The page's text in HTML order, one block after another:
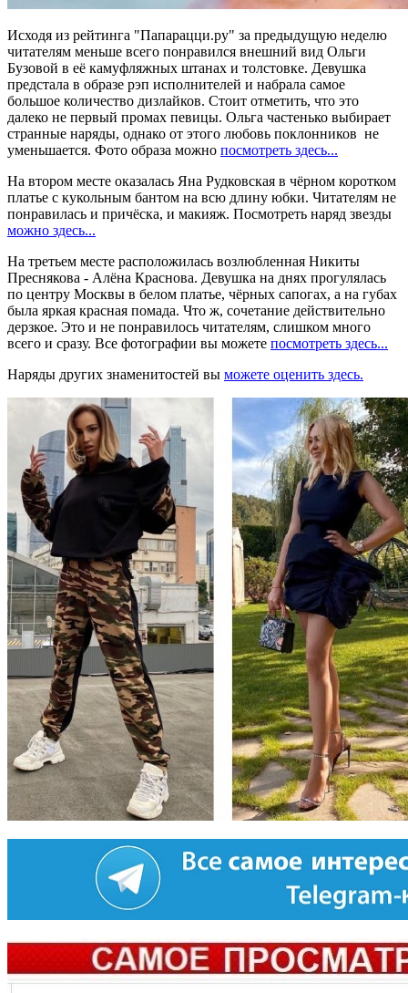
Исходя из рейтинга "Папарацци.ру" за предыдущую неделю
читателям меньше всего понравился внешний вид Ольги
Бузовой в её камуфляжных штанах и толстовке. Девушка
предстала в образе рэп исполнителей и набрала самое
большое количество дизлайков. Стоит отметить, что это
далеко не первый промах певицы. Ольга частенько выбирает
странные наряды, однако от этого любовь поклонников не
уменьшается. Фото образа можно посмотреть здесь...
На втором месте оказалась Яна Рудковская в чёрном коротком
платье с кукольным бантом на всю длину юбки. Читателям не
понравилась и причёска, и макияж. Посмотреть наряд звезды
можно здесь...
На третьем месте расположилась возлюбленная Никиты
Преснякова - Алёна Краснова. Девушка на днях прогулялась
по центру Москвы в белом платье, чёрных сапогах, а на губах
была яркая красная помада. Что ж, сочетание действительно
дерзкое. Это и не понравилось читателям, слишком много
всего и сразу. Все фотографии вы можете посмотреть здесь...
Наряды других знаменитостей вы можете оценить здесь.